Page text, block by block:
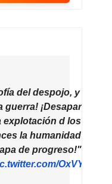
del despojo, y habrá
¡Desaparezcan
explotación d los
la humanidad habrá
de progreso!"